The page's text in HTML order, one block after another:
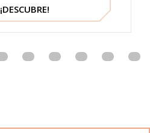
¡DESCUBRE!